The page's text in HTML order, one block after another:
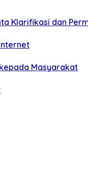
Klarifikasi dan
Masyarakat